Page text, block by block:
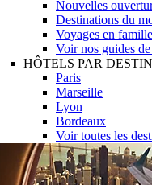
Nouvelles
Destinations du
Voyages en famille
Voir nos guides
HÔTELS PAR
Paris
Marseille
Lyon
Bordeaux
Voir toutes les